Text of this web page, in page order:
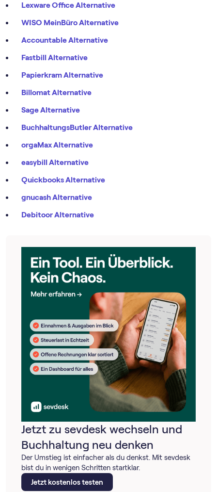
Jetzt zu sevdesk wechseln und
Buchhaltung neu denken
Der Umstieg ist einfacher als du denkst. Mit sevdesk
bist du in wenigen Schritten startklar.
Jetzt kostenlos testen
Lexware Office Alternative
WISO MeinBüro Alternative
Accountable Alternative
Fastbill Alternative
Papierkram Alternative
Billomat Alternative
Sage Alternative
BuchhaltungsButler Alternative
orgaMax Alternative
easybill Alternative
Quickbooks Alternative
gnucash Alternative
Debitoor Alternative